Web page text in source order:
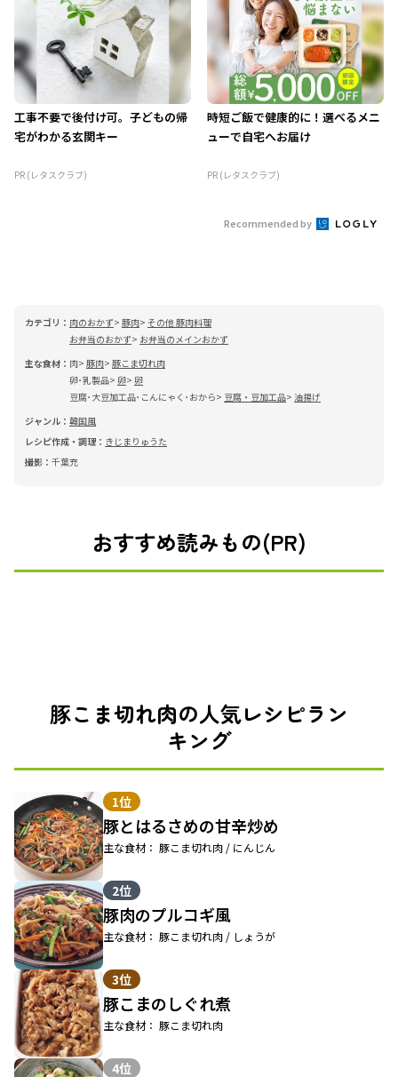
工事不要で後付け可。子どもの帰
宅がわかる玄関キー
PR (レタスクラブ)
時短ご飯で健康的に！選べるメニ
ューで自宅へお届け
PR (レタスクラブ)
Recommended by
カテゴリ： 肉のおかず 豚肉 その他 豚肉料理
お弁当のおかず
お弁当のメインおかず
主な食材： 肉 豚肉 豚こま切れ肉
卵･乳製品 卵 卵
豆腐･大豆加工品･こんにゃく･おから
豆腐・豆加工品 油揚げ
ジャンル： 韓国風
レシピ作成・調理： きじまりゅうた
撮影： 千葉充
おすすめ読みもの(PR)
豚こま切れ肉の人気レシピラン
キング
1位
豚とはるさめの甘辛炒め
主な食材： 豚こま切れ肉 / にんじん
2位
豚肉のプルコギ風
主な食材： 豚こま切れ肉 / しょうが
3位
豚こまのしぐれ煮
主な食材： 豚こま切れ肉
4位